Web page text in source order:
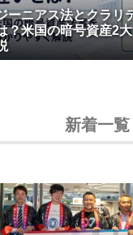
ーニアス法とクラリ
？米国の暗号資産2
新着一覧